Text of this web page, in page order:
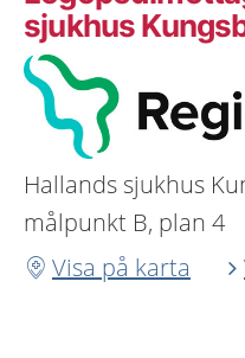
sjukhus
Hallands sjukhus
målpunkt B, plan 4
Visa på karta